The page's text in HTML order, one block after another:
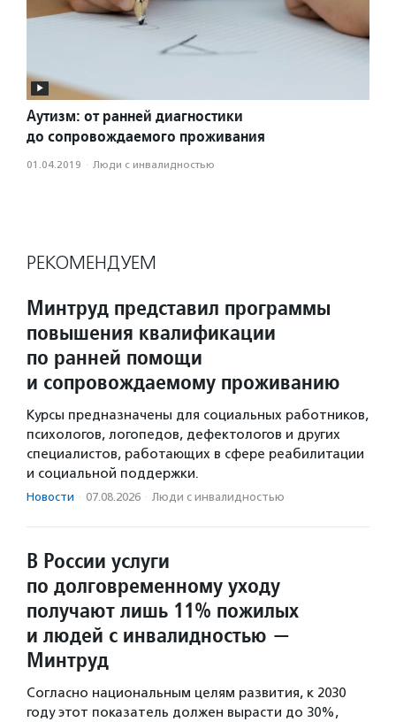
Аутизм: от ранней диагностики
до сопровождаемого проживания
01.04.2019 · Люди с инвалидностью
РЕКОМЕНДУЕМ
Минтруд представил программы
повышения квалификации
по ранней помощи
и сопровождаемому проживанию
Курсы предназначены для социальных работников,
психологов, логопедов, дефектологов и других
специалистов, работающих в сфере реабилитации
и социальной поддержки.
Новости · 07.08.2026 · Люди с инвалидностью
В России услуги
по долговременному уходу
получают лишь 11% пожилых
и людей с инвалидностью —
Минтруд
Согласно национальным целям развития, к 2030
году этот показатель должен вырасти до 30%,